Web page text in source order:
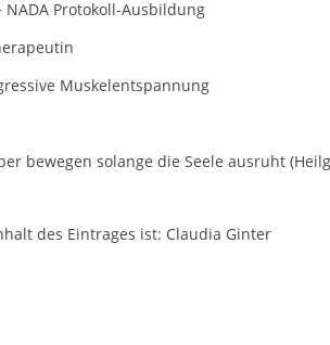
Protokoll-Ausbildung
Muskelentspannung
bewegen solange die Seele ausruht
des Eintrages ist: Claudia Ginter